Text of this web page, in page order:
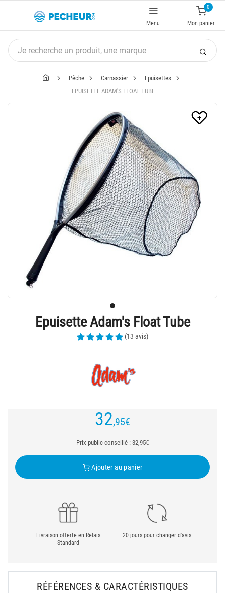
Menu
0
Mon panier
Pêche Carnassier
Epuisettes
EPUISETTE ADAM'S FLOAT TUBE
Epuisette Adam's Float Tube
(13 avis)
32,95€
Prix public conseillé : 32,95€
Ajouter au panier
Livraison offerte en Relais
Standard
20 jours pour changer d'avis
RÉFÉRENCES & CARACTÉRISTIQUES